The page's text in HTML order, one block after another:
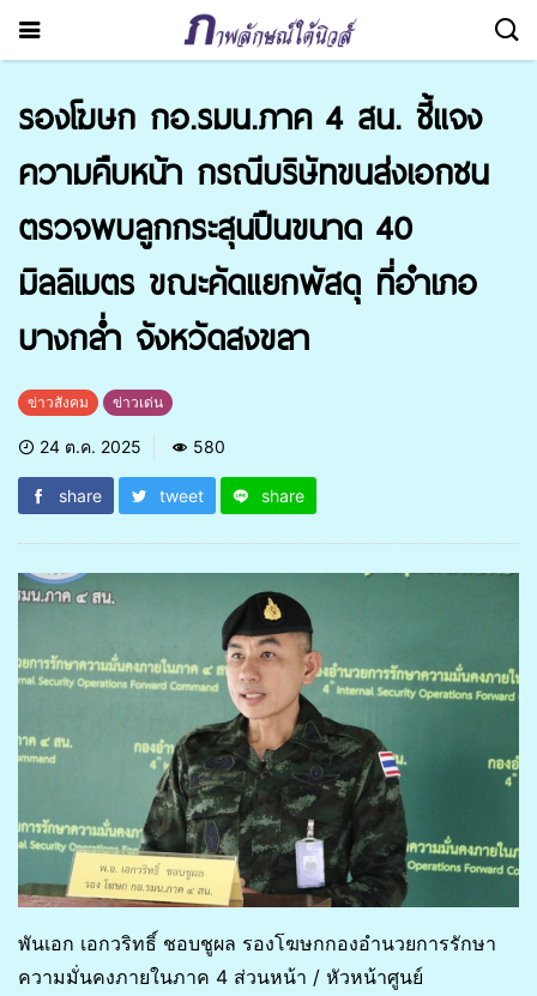
รองโฆษก กอ.รมน.ภาค 4 สน. ชี้แจง
ความคืบหน้า กรณีบริษัทขนส่งเอกชน
ตรวจพบลูกกระสุนปืนขนาด 40
มิลลิเมตร ขณะคัดแยกพัสดุ ที่อำเภอ
บางกล่ำ จังหวัดสงขลา
ข่าวสังคม ข่าวเด่น
24 ต.ค. 2025 580
share tweet share
พันเอก เอกวริทธิ์ ชอบชูผล รองโฆษกกองอำนวยการรักษา
ความมั่นคงภายในภาค 4 ส่วนหน้า / หัวหน้าศูนย์